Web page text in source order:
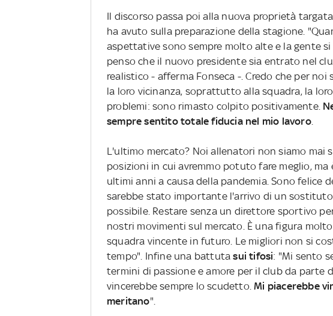
Il discorso passa poi alla nuova proprietà
ha avuto sulla preparazione della stagione.
aspettative sono sempre molto alte e la gente
penso che il nuovo presidente sia entrato nel
realistico - afferma Fonseca -. Credo che per
la loro vicinanza, soprattutto alla squadra, la
problemi: sono rimasto colpito positivamente.
sempre sentito totale fiducia nel mio lavoro.
L'ultimo mercato? Noi allenatori non siamo mai
posizioni in cui avremmo potuto fare meglio,
ultimi anni a causa della pandemia. Sono felice
sarebbe stato importante l'arrivo di un
possibile. Restare senza un direttore sportivo
nostri movimenti sul mercato. È una figura
squadra vincente in futuro. Le migliori non si
tempo". Infine una battuta sui tifosi: "Mi sento
termini di passione e amore per il club da parte
vincerebbe sempre lo scudetto.Mi piacerebbe
meritano".